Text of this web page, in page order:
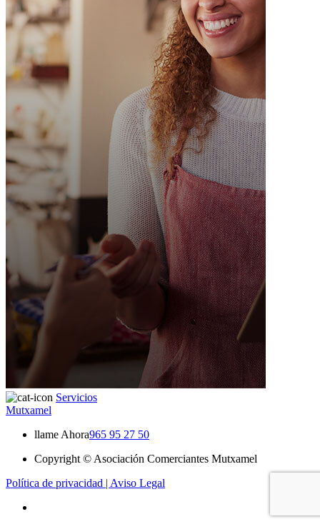
Servicios
Mutxamel
llame Ahora965 95 27 50
Copyright © Asociación Comerciantes Mutxamel
Política de privacidad | Aviso Legal